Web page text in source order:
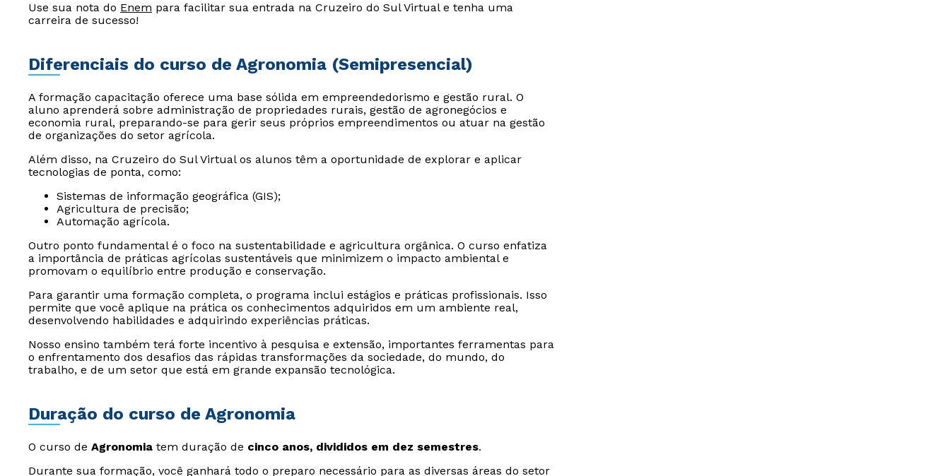
Use sua nota do Enem para facilitar sua entrada na Cruzeiro do Sul Virtual e tenha uma
carreira de sucesso!
Diferenciais do curso de Agronomia (Semipresencial)
A formação capacitação oferece uma base sólida em empreendedorismo e gestão rural. O
aluno aprenderá sobre administração de propriedades rurais, gestão de agronegócios e
economia rural, preparando-se para gerir seus próprios empreendimentos ou atuar na gestão
de organizações do setor agrícola.
Além disso, na Cruzeiro do Sul Virtual os alunos têm a oportunidade de explorar e aplicar
tecnologias de ponta, como:
Sistemas de informação geográfica (GIS);
Agricultura de precisão;
Automação agrícola.
Outro ponto fundamental é o foco na sustentabilidade e agricultura orgânica. O curso enfatiza
a importância de práticas agrícolas sustentáveis que minimizem o impacto ambiental e
promovam o equilíbrio entre produção e conservação.
Para garantir uma formação completa, o programa inclui estágios e práticas profissionais. Isso
permite que você aplique na prática os conhecimentos adquiridos em um ambiente real,
desenvolvendo habilidades e adquirindo experiências práticas.
Nosso ensino também terá forte incentivo à pesquisa e extensão, importantes ferramentas para
o enfrentamento dos desafios das rápidas transformações da sociedade, do mundo, do
trabalho, e de um setor que está em grande expansão tecnológica.
Duração do curso de Agronomia
O curso de Agronomia tem duração de cinco anos, divididos em dez semestres.
Durante sua formação, você ganhará todo o preparo necessário para as diversas áreas do setor